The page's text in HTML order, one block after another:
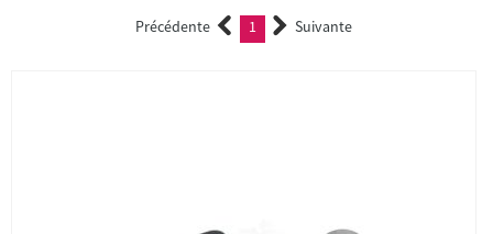
Précédente 1 (current)Suivante